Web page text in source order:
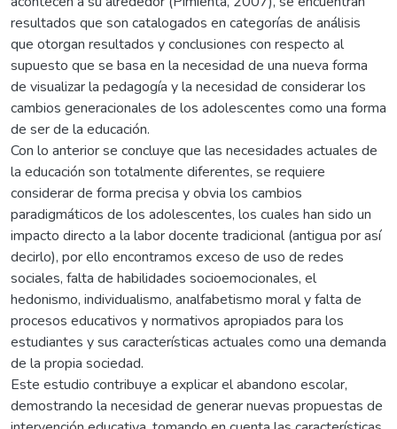
resultados que son catalogados en categorías de análisis
que otorgan resultados y conclusiones con respecto al
supuesto que se basa en la necesidad de una nueva forma
de visualizar la pedagogía y la necesidad de considerar los
cambios generacionales de los adolescentes como una forma
de ser de la educación.
Con lo anterior se concluye que las necesidades actuales de
la educación son totalmente diferentes, se requiere
considerar de forma precisa y obvia los cambios
paradigmáticos de los adolescentes, los cuales han sido un
impacto directo a la labor docente tradicional (antigua por así
decirlo), por ello encontramos exceso de uso de redes
sociales, falta de habilidades socioemocionales, el
hedonismo, individualismo, analfabetismo moral y falta de
procesos educativos y normativos apropiados para los
estudiantes y sus características actuales como una demanda
de la propia sociedad.
Este estudio contribuye a explicar el abandono escolar,
demostrando la necesidad de generar nuevas propuestas de